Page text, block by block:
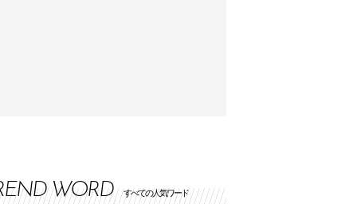
WORD すべての人気ワード